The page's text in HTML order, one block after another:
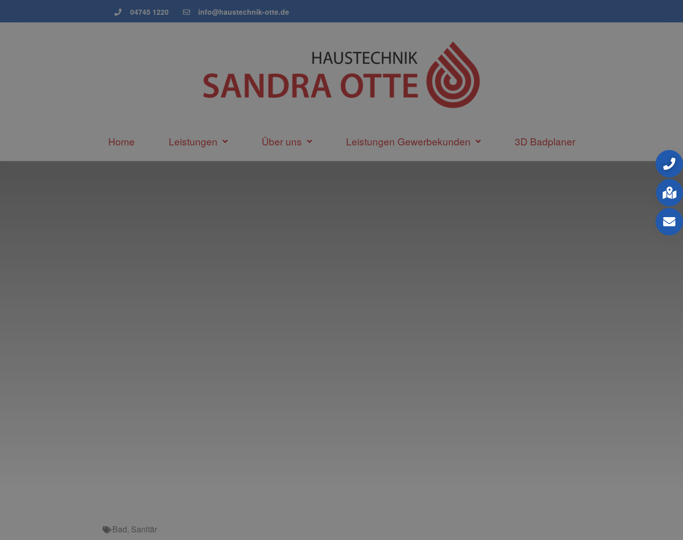
04745 1220 info@haustechnik-otte.de
Home Leistungen Über uns Leistungen Gewerbekunden 3D Badplaner
Bad, Sanitär